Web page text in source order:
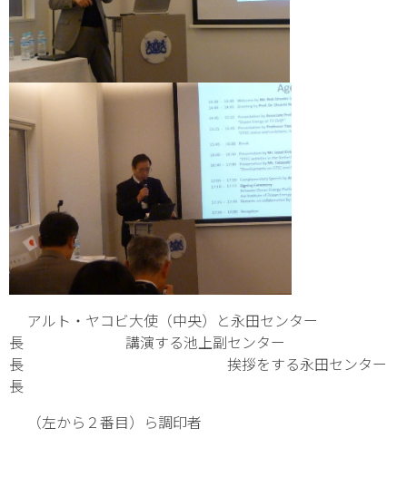
アルト・ヤコビ大使（中央）と永田センター
長 講演する池上副センター
長 挨拶をする永田センター
長
（左から２番目）ら調印者